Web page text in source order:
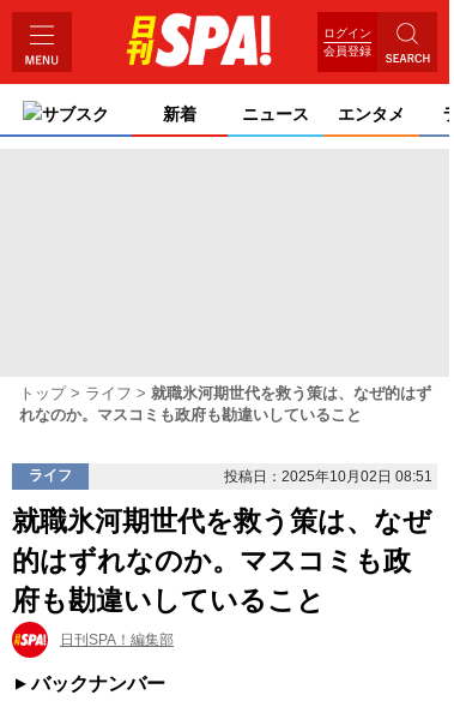
ログイン
会員登録
サブスク 新着 ニュース エンタメ
トップ ライフ
就職氷河期世代を救う策は、なぜ的はず
れなのか。マスコミも政府も勘違いしていること
ライフ 投稿日：2025年10月02日 08:51
就職氷河期世代を救う策は、なぜ
的はずれなのか。マスコミも政
府も勘違いしていること
日刊SPA！編集部
バックナンバー